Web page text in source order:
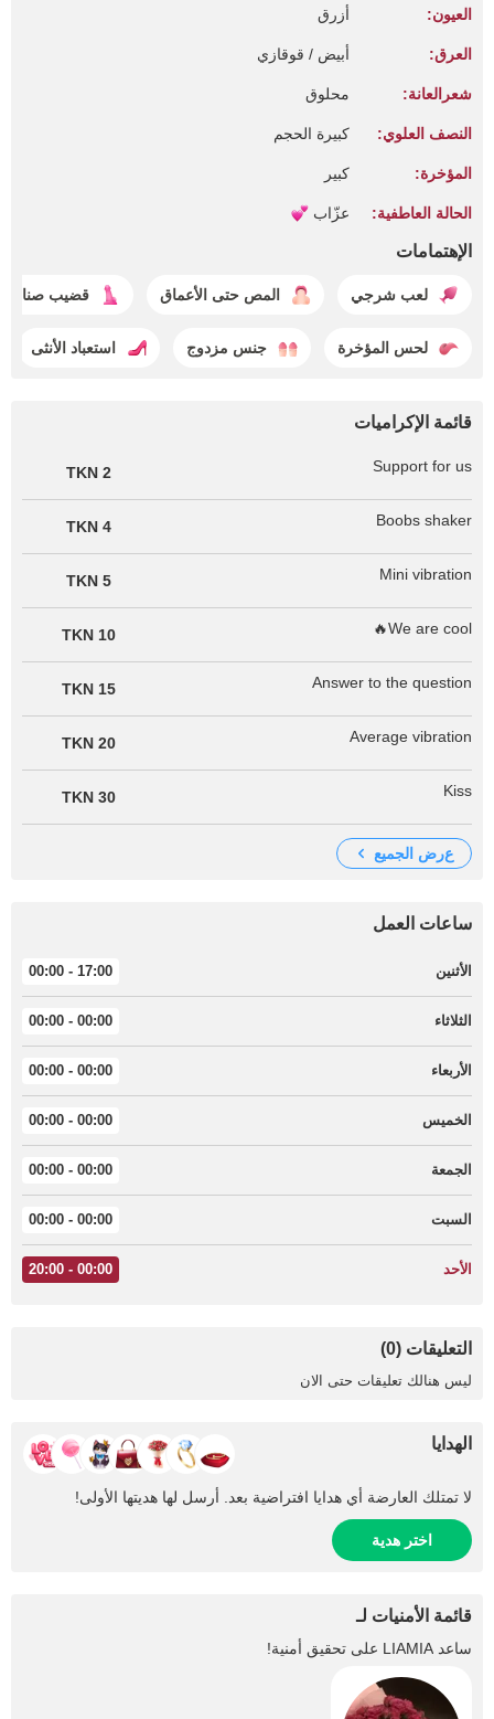
العيون: أزرق
العرق: أبيض / قوقازي
شعرالعانة: محلوق
النصف العلوي: كبيرة الحجم
المؤخرة: كبير
الحالة العاطفية: عزّاب
الإهتمامات
لعب شرجي المص حتى الأعماق قضيب صناعي
لحس المؤخرة جنس مزدوج استعباد الأنثى
قائمة الإكراميات
Support for us
2 TKN
Boobs shaker
4 TKN
Mini vibration
5 TKN
We are cool🔥
10 TKN
Answer to the question
15 TKN
Average vibration
20 TKN
Kiss
30 TKN
عرض الجميع
ساعات العمل
الأثنين 17:00 - 00:00
الثلاثاء 00:00 - 00:00
الأربعاء 00:00 - 00:00
الخميس 00:00 - 00:00
الجمعة 00:00 - 00:00
السبت 00:00 - 00:00
الأحد 00:00 - 20:00
التعليقات (0)
ليس هنالك تعليقات حتى الان
الهدايا
لا تمتلك العارضة أي هدايا افتراضية بعد. أرسل لها هديتها الأولى!
اختر هدية
قائمة الأمنيات لـ
ساعد LIAMIA على تحقيق أمنية!